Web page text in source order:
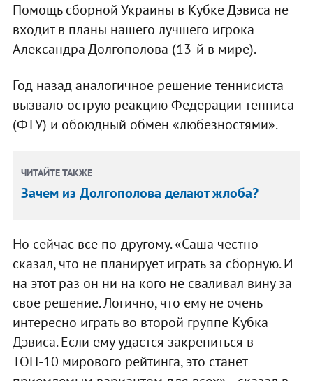
Помощь сборной Украины в Кубке Дэвиса не
входит в планы нашего лучшего игрока
Александра Долгополова (13-й в мире).
Год назад аналогичное решение теннисиста
вызвало острую реакцию Федерации тенниса
(ФТУ) и обоюдный обмен «любезностями».
ЧИТАЙТЕ ТАКЖЕ
Зачем из Долгополова делают жлоба?
Но сейчас все по-другому. «Саша честно
сказал, что не планирует играть за сборную. И
на этот раз он ни на кого не сваливал вину за
свое решение. Логично, что ему не очень
интересно играть во второй группе Кубка
Дэвиса. Если ему удастся закрепиться в
ТОП-10 мирового рейтинга, это станет